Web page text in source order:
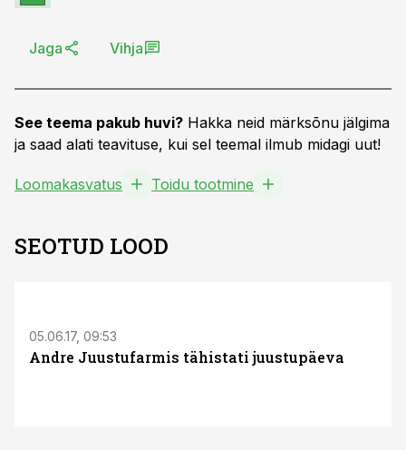
Jaga Vihja
See teema pakub huvi? Hakka neid märksõnu jälgima
ja saad alati teavituse, kui sel teemal ilmub midagi uut!
Loomakasvatus Toidu tootmine
SEOTUD LOOD
05.06.17, 09:53
Andre Juustufarmis tähistati juustupäeva